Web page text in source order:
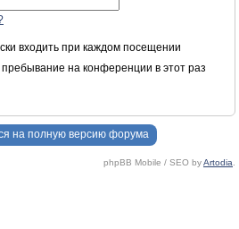
входить при каждом посещении
на конференции в этот раз
на полную версию форума
phpBB Mobile / SEO byArtodia